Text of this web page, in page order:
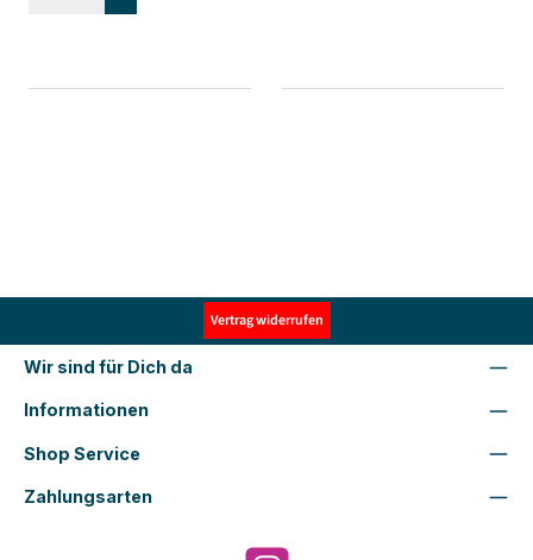
Vertrag widerrufen
Wir sind für Dich da
Informationen
Shop Service
Zahlungsarten